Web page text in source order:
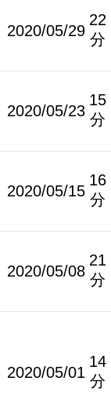
2020/05/29
22
分
2020/05/23
15
分
2020/05/15
16
分
2020/05/08
21
分
2020/05/01
14
分